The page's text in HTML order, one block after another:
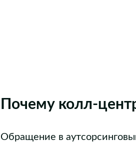
Почему колл-
Обращение в